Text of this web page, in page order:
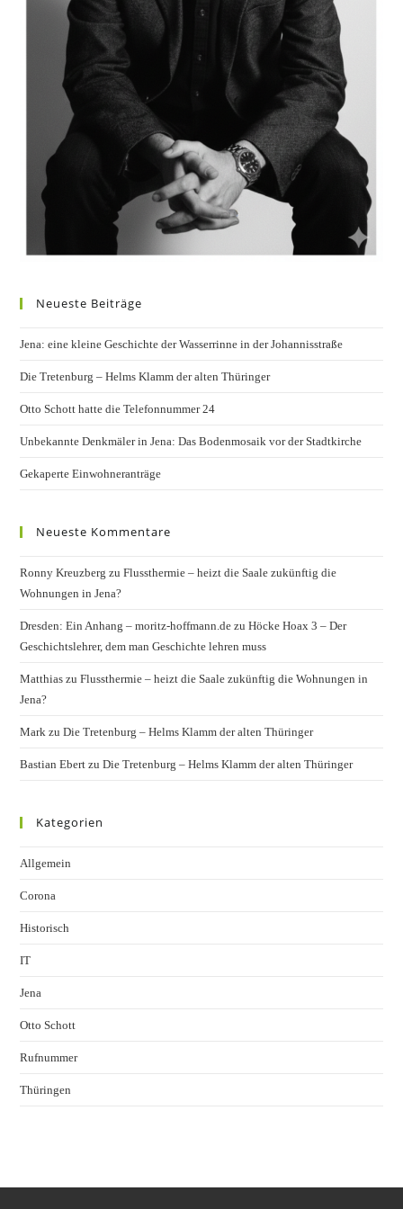
Neueste Beiträge
Jena: eine kleine Geschichte der Wasserrinne in der Johannisstraße
Die Tretenburg – Helms Klamm der alten Thüringer
Otto Schott hatte die Telefonnummer 24
Unbekannte Denkmäler in Jena: Das Bodenmosaik vor der Stadtkirche
Gekaperte Einwohneranträge
Neueste Kommentare
Ronny Kreuzberg zuFlussthermie – heizt die Saale zukünftig die
Wohnungen in Jena?
Dresden: Ein Anhang – moritz-hoffmann.de zuHöcke Hoax 3 – Der
Geschichtslehrer, dem man Geschichte lehren muss
Matthias zuFlussthermie – heizt die Saale zukünftig die Wohnungen in
Jena?
Mark zuDie Tretenburg – Helms Klamm der alten Thüringer
Bastian Ebert zuDie Tretenburg – Helms Klamm der alten Thüringer
Kategorien
Allgemein
Corona
Historisch
IT
Jena
Otto Schott
Rufnummer
Thüringen